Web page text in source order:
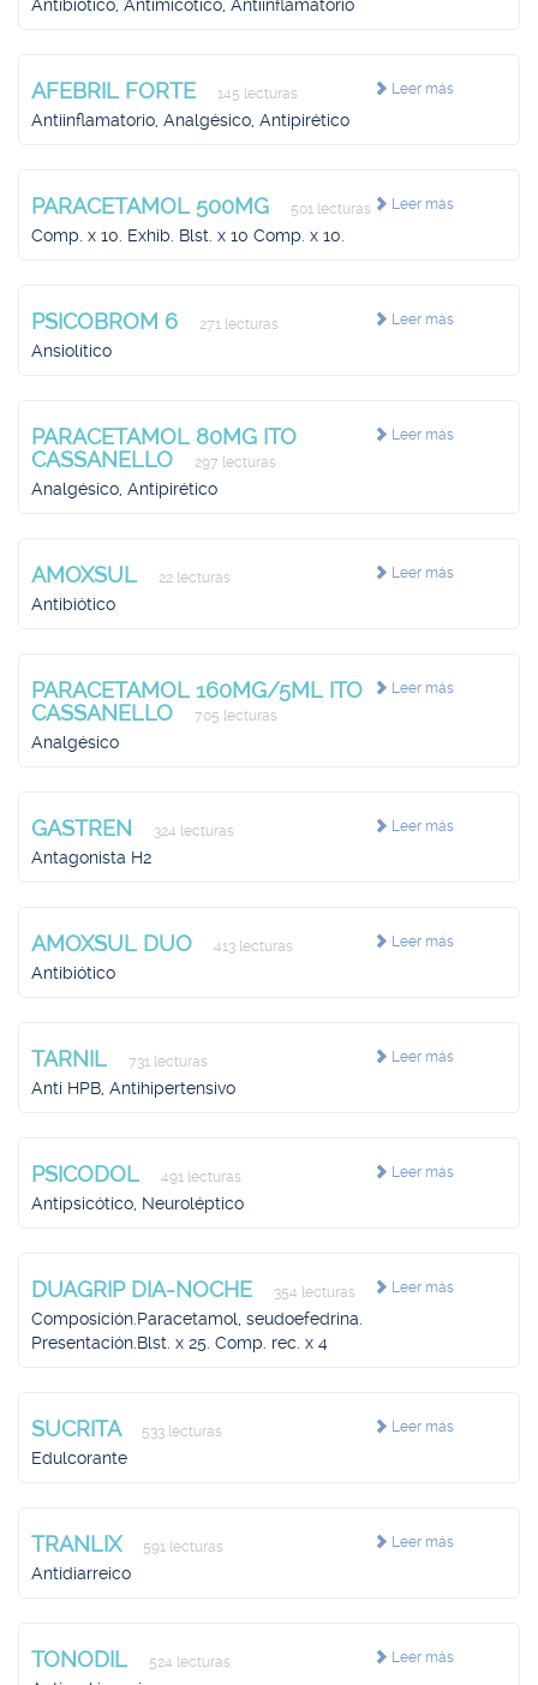
Antibiótico, Antimicótico, Antiinflamatorio
Leer más
AFEBRIL FORTE 145 lecturas
Antiinflamatorio, Analgésico, Antipirético
Leer más
PARACETAMOL 500MG 501 lecturas
Comp. x 10. Exhib. Blst. x 10 Comp. x 10.
Leer más
PSICOBROM 6 271 lecturas
Ansiolítico
Leer más
PARACETAMOL 80MG ITO
CASSANELLO
297 lecturas
Analgésico, Antipirético
Leer más
AMOXSUL 22 lecturas
Antibiótico
Leer más
PARACETAMOL 160MG/5ML ITO
CASSANELLO
705 lecturas
Analgésico
Leer más
GASTREN 324 lecturas
Antagonista H2
Leer más
AMOXSUL DUO 413 lecturas
Antibiótico
Leer más
TARNIL 731 lecturas
Anti HPB, Antihipertensivo
Leer más
PSICODOL 491 lecturas
Antipsicótico, Neuroléptico
Leer más
DUAGRIP DIA-NOCHE 354 lecturas
Composición.Paracetamol, seudoefedrina.
Presentación.Blst. x 25. Comp. rec. x 4
Leer más
SUCRITA 533 lecturas
Edulcorante
Leer más
TRANLIX 591 lecturas
Antidiarreico
Leer más
TONODIL 524 lecturas